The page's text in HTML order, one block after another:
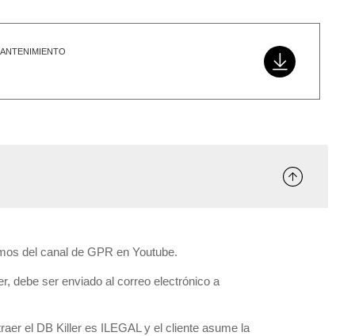
del canal de GPR en Youtube.
debe ser enviado al correo electrónico a
el DB Killer es ILEGAL y el cliente asume la